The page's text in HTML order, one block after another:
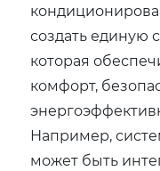
создать единую
которая
комфорт,
Например,
может быть